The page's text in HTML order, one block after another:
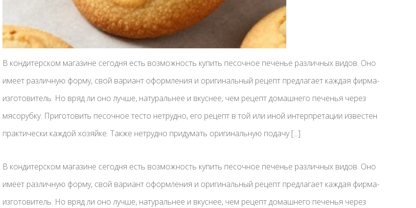
В кондитерском магазине сегодня есть возможность купить песочное печенье различных видов. Оно
имеет различную форму, свой вариант оформления и оригинальный рецепт предлагает каждая фирма-
изготовитель. Но вряд ли оно лучше, натуральнее и вкуснее, чем рецепт домашнего печенья через
мясорубку. Приготовить песочное тесто нетрудно, его рецепт в той или иной интерпретации известен
практически каждой хозяйке. Также нетрудно придумать оригинальную подачу [...]
В кондитерском магазине сегодня есть возможность купить песочное печенье различных видов. Оно
имеет различную форму, свой вариант оформления и оригинальный рецепт предлагает каждая фирма-
изготовитель. Но вряд ли оно лучше, натуральнее и вкуснее, чем рецепт домашнего печенья через